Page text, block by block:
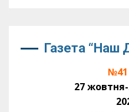
Газета “Наш
№41
27